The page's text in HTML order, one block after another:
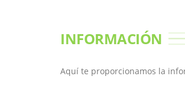
INFORMACIÓN
Aquí te proporcionamos la